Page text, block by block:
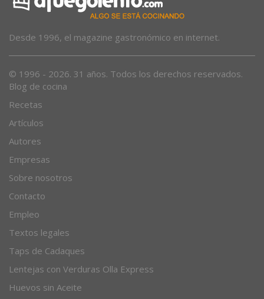
Desde 1996, el magazine gastronómico en internet.
© 1996 - 2026. 31 años. Todos los derechos reservados.
Blog de cocina
Recetas
Artículos
Autores
Empresas
Sobre nosotros
Contacto
Empleo
Textos legales
Taps de Cadaques
Lentejas con Verduras Olla Express
Huevos sin Aceite